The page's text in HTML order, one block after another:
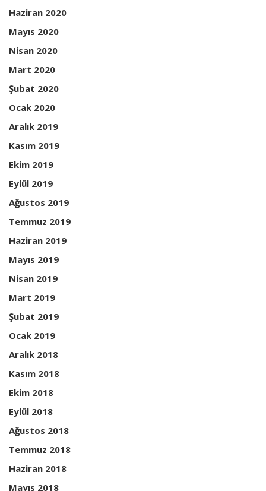
Haziran 2020
Mayıs 2020
Nisan 2020
Mart 2020
Şubat 2020
Ocak 2020
Aralık 2019
Kasım 2019
Ekim 2019
Eylül 2019
Ağustos 2019
Temmuz 2019
Haziran 2019
Mayıs 2019
Nisan 2019
Mart 2019
Şubat 2019
Ocak 2019
Aralık 2018
Kasım 2018
Ekim 2018
Eylül 2018
Ağustos 2018
Temmuz 2018
Haziran 2018
Mayıs 2018